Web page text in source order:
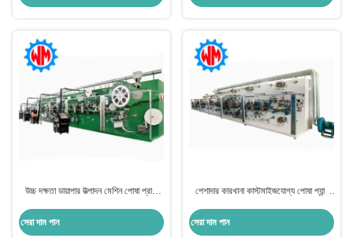
উচ্চ দক্ষতা ডায়াপার উত্পাদন মেশিন পোষা প্রাণী
সেরা দাম পান
পেশাদার কারখানা কাস্টমাইজযোগ্য পোষা প্যান্ট
সেরা দাম পান